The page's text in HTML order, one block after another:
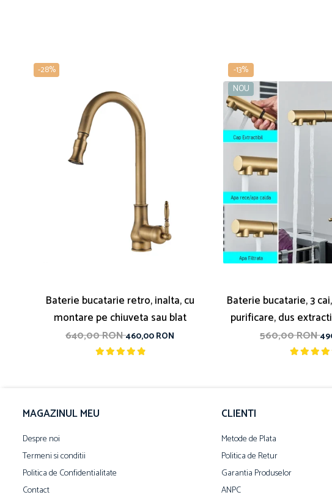
-28%
Baterie bucatarie retro, inalta, cu
montare pe chiuveta sau blat
640,00 RON460,00 RON
-13%
NOU
Baterie bucatarie, 3
purificare, dus
560,00 RON
MAGAZINUL MEU
Despre noi
Termeni si conditii
Politica de Confidentialitate
Contact
CLIENTI
Metode de Plata
Politica de Retur
Garantia Produselor
ANPC